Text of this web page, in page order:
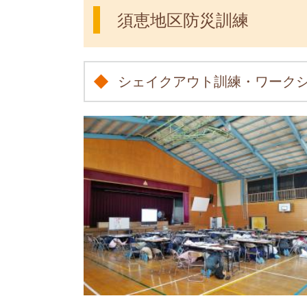
須恵地区防災訓練
シェイクアウト訓練・ワーク